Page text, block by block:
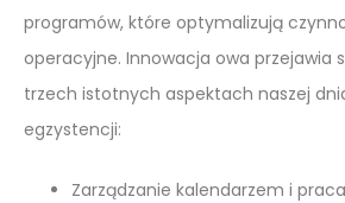
programów, które optymalizują
operacyjne. Innowacja owa przejawia
trzech istotnych aspektach naszej
egzystencji:
Zarządzanie kalendarzem i